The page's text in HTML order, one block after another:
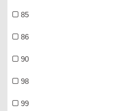
85
86
90
98
99